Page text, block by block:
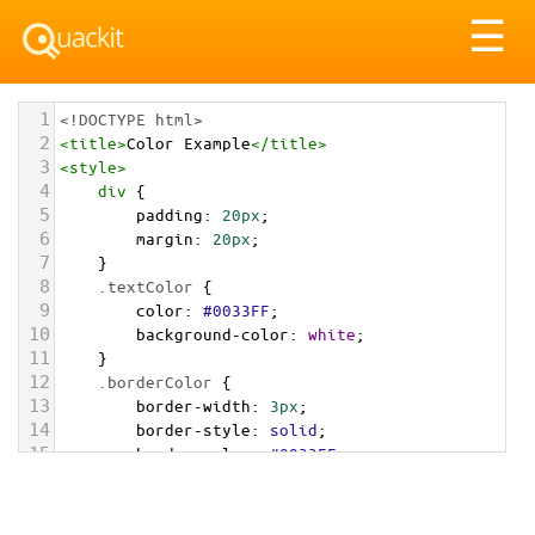
☰
1 <!DOCTYPE html>
2 <title>Color Example</title>
3 <style>
4 div {
5 padding: 20px;
6 margin: 20px;
7 }
8 .textColor {
9 color: #0033FF;
10 background-color: white;
11 }
12 .borderColor {
13 border-width: 3px;
14 border-style: solid;
15 border-color: #0033FF;